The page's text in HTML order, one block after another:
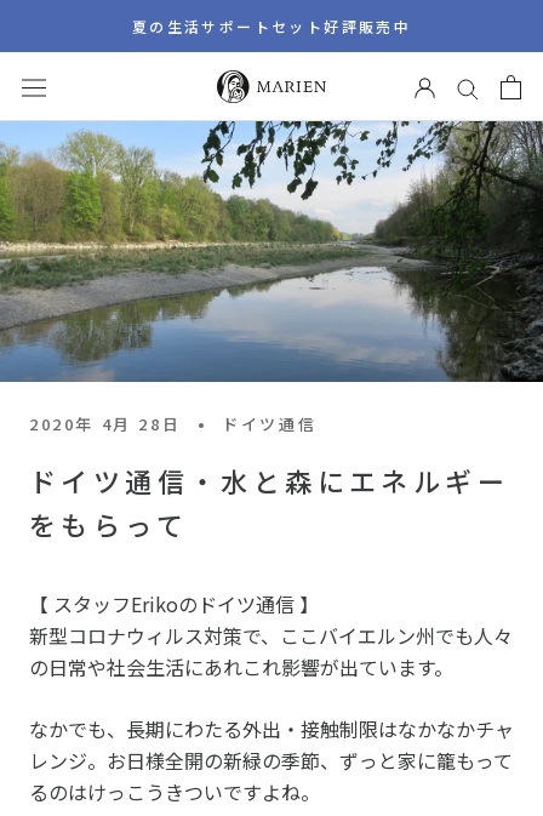
キ
し
て
コ
ン
テ
ン
ツ
に
夏の生活サポートセット好評販売中
2020年 4月 28日 ドイツ通信
ドイツ通信・水と森にエネルギー
をもらって
【 スタッフErikoのドイツ通信 】
新型コロナウィルス対策で、ここバイエルン州でも人々
の日常や社会生活にあれこれ影響が出ています。
なかでも、長期にわたる外出・接触制限はなかなかチャ
レンジ。お日様全開の新緑の季節、ずっと家に籠もって
るのはけっこうきついですよね。